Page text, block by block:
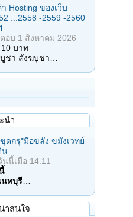
Hosting ของเว็บ
...2558 -2559 -2560
ตอบ 1 สิงหาคม 2026
บาท
ชา สังฆบูชา…
นำ
ขุดกรุ"มือขลัง ขมังเวทย์
น
นนี้เมื่อ 14:11
นทบุรี
าสนใจ